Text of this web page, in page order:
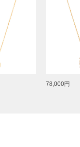
78,000円